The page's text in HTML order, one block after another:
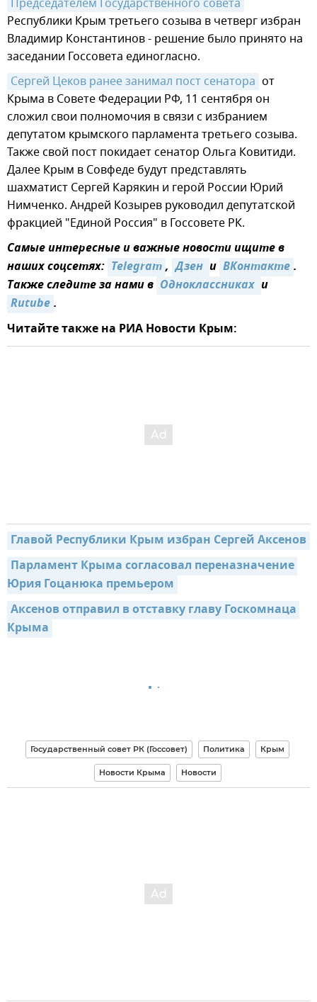
Республики Крым третьего созыва в четверг избран
Владимир Константинов - решение было принято на
заседании Госсовета единогласно.
Сергей Цеков ранее занимал пост сенатора от
Крыма в Совете Федерации РФ, 11 сентября он
сложил свои полномочия в связи с избранием
депутатом крымского парламента третьего созыва.
Также свой пост покидает сенатор Ольга Ковитиди.
Далее Крым в Совфеде будут представлять
шахматист Сергей Карякин и герой России Юрий
Нимченко. Андрей Козырев руководил депутатской
фракцией "Единой Россия" в Госсовете РК.
Самые интересные и важные новости ищите в
наших соцсетях: Telegram, Дзен и ВКонтакте.
Также следите за нами в Одноклассниках и
Rutube.
Читайте также на РИА Новости Крым:
Главой Республики Крым избран Сергей Аксенов
Парламент Крыма согласовал переназначение
Юрия Гоцанюка премьером
Аксенов отправил в отставку главу Госкомнаца
Крыма
Государственный совет РК (Госсовет) Политика Крым
Новости Крыма Новости